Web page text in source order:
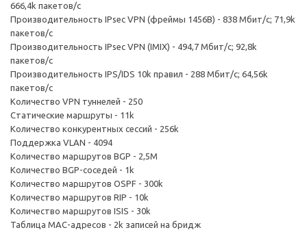
666,4k пакетов/с
Производительность IPsec VPN (фреймы 1456B) - 838 Мбит/с; 71,9k
пакетов/с
Производительность IPsec VPN (IMIX) - 494,7 Мбит/с; 92,8k
пакетов/с
Производительность IPS/IDS 10k правил - 288 Мбит/с; 64,56k
пакетов/с
Количество VPN туннелей - 250
Статические маршруты - 11k
Количество конкурентных сессий - 256k
Поддержка VLAN - 4094
Количество маршрутов BGP - 2,5M
Количество BGP-соседей - 1k
Количество маршрутов OSPF - 300k
Количество маршрутов RIP - 10k
Количество маршрутов ISIS - 30k
Таблица MAC-адресов - 2k записей на бридж